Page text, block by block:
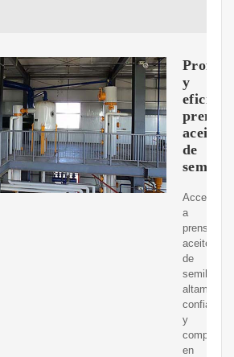
y
prensa
aceite
de
semillas
Acceda
a
prensa
aceite
de
semillas
altamente
confiables
y
en